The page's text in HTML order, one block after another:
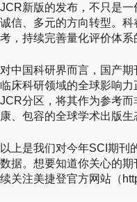
JCR新版的发布，不只是
诚信、多元的方向转型。
考，持续完善量化评价体系
对中国科研界而言，国产
临床科研领域的全球影响
JCR分区，将其作为参考
康、包容的全球学术出版生
以上是我们对今年SCI期刊
数据。想要知道你关心的
续关注美捷登官方网站（